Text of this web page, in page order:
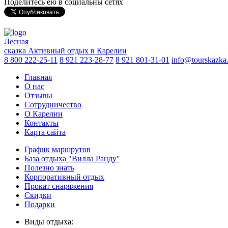
Поделитесь ею в социальны сетях
Лесная
сказка Активный отдых в Карелии
8 800 222-25-11 8 921 223-28-77 8 921 801-31-01
Главная
О нас
Отзывы
Сотрудничество
О Карелии
Контакты
Карта сайта
График маршрутов
База отдыха "Вилла Ранду"
Полезно знать
Корпоративный отдых
Прокат снаряжения
Скидки
Подарки
Виды отдыха: